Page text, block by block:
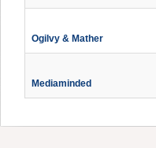
Ogilvy & Mather
Mediaminded